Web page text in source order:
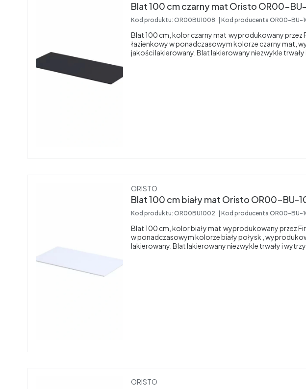
Blat 100 cm czarny mat Oristo
Kod produktu: OR00BU1008 Kod producenta OR00-BU-
Blat 100 cm, kolor czarny mat wyprodukowany
łazienkowy w ponadczasowym kolorze czarny mat,
jakości lakierowany. Blat lakierowany niezwykle trwały i
Producent
ORISTO
Blat 100 cm biały mat Oristo
Kod produktu: OR00BU1002 Kod producenta OR00-BU-
Blat 100 cm, kolor biały mat wyprodukowany przez
w ponadczasowym kolorze biały połysk ,
lakierowany. Blat lakierowany niezwykle trwały i
Producent
ORISTO